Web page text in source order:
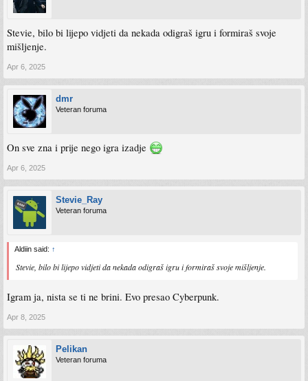
Stevie, bilo bi lijepo vidjeti da nekada odigraš igru i formiraš svoje
mišljenje.
Apr 6, 2025
dmr
Veteran foruma
On sve zna i prije nego igra izadje
Apr 6, 2025
Stevie_Ray
Veteran foruma
Aldiin said: ↑
Stevie, bilo bi lijepo vidjeti da nekada odigraš igru i formiraš svoje mišljenje.
Igram ja, nista se ti ne brini. Evo presao Cyberpunk.
Apr 8, 2025
Pelikan
Veteran foruma